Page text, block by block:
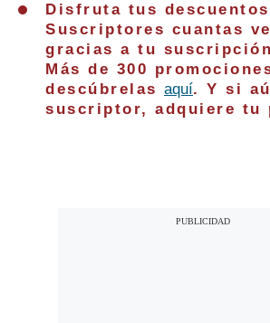
Disfruta tus
Suscriptores cuantas
gracias a tu
Más de 300
descúbrelas aquí. Y si
suscriptor, adquiere tu